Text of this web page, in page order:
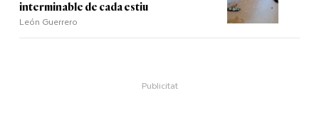
interminable de cada estiu
León Guerrero